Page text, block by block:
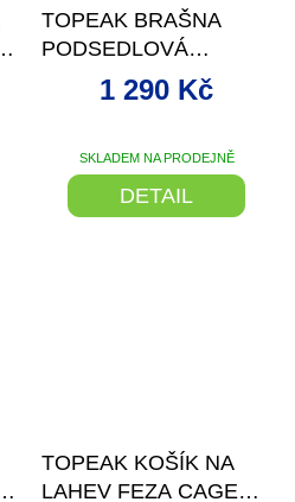
TOPEAK BRAŠNA
PODSEDLOVÁ
DYNAPACK
SKLADEM NA PRODEJNĚ
1 290 Kč
DETAIL
TOPEAK KOŠÍK NA
LAHEV FEZA CAGE